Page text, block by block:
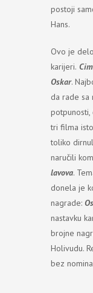
postoji
Hans.
Ovo je
karijeri.
Oskar.
da rade sa
potpunosti,
tri filma
toliko
naručili
lavova.
donela je
nagrade:
nastavku
brojne
Holivudu.
bez